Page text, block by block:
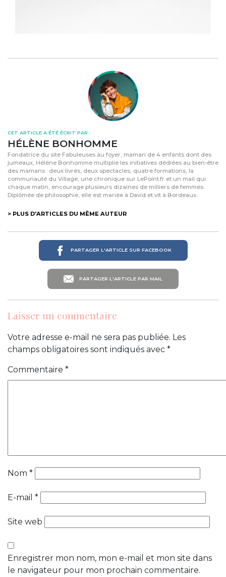
CET ARTICLE A ÉTÉ ÉCRIT PAR :
HÉLÈNE BONHOMME
Fondatrice du site Fabuleuses au foyer, maman de 4 enfants dont des
jumeaux, Hélène Bonhomme multiplie les initiatives dédiées au bien-être
des mamans : deux livres, deux spectacles, quatre formations, la
communauté du Village, une chronique sur LePoint.fr et un mail qui
chaque matin, encourage plusieurs dizaines de milliers de femmes.
Diplômée de philosophie, elle est mariée à David et vit à Bordeaux.
> PLUS D'ARTICLES DU MÊME AUTEUR
PARTAGER L'ARTICLE SUR FACEBOOK
PARTAGER L'ARTICLE PAR MAIL
Laisser un commentaire
Votre adresse e-mail ne sera pas publiée. Les
champs obligatoires sont indiqués avec *
Commentaire *
Nom *
E-mail *
Site web
Enregistrer mon nom, mon e-mail et mon site dans
le navigateur pour mon prochain commentaire.